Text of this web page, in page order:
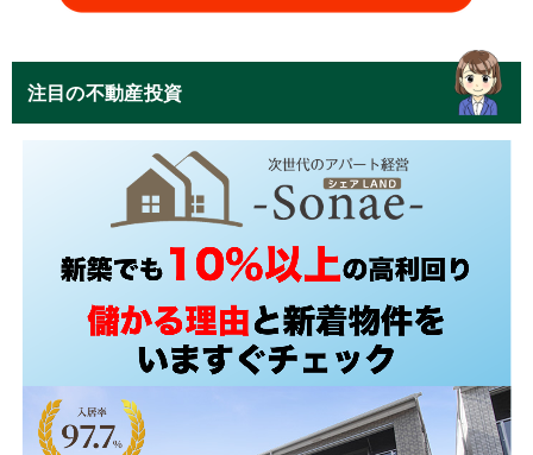
注目の不動産投資